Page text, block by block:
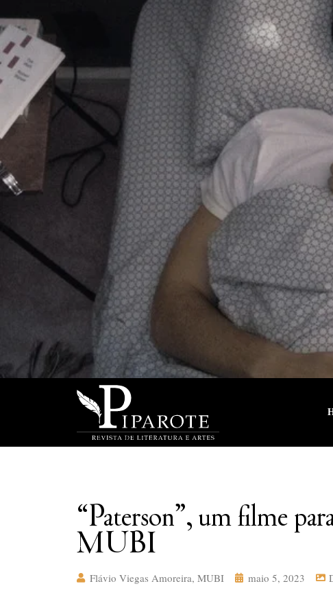
“Paterson”, um filme
MUBI
Flávio Viegas Amoreira, MUBI maio 5, 2023